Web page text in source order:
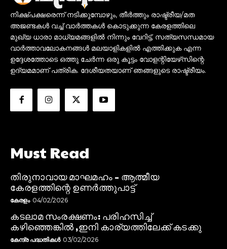
നിക്ഷ്പക്ഷരെന്ന് നടിക്കുമ്പോഴും, തീർത്തും രാഷ്ട്രീയ/മത
അജണ്ടകൾ വച്ച് വാർത്തകൾ കൊടുക്കുന്ന കേരളത്തിലെ
മുഖ്യ ധാരാ മാധ്യമങ്ങളിൽ നിന്നും വേറിട്ട്, സത്യസന്ധമായ
വാർത്താവലോകനങ്ങൾ മലയാളികളിൽ എത്തിക്കുക എന്ന
ഉദ്ദേശത്തോടെ ഒത്തു ചേർന്ന ഒരു കൂട്ടം വോളന്റിയേഴ്‌സിന്റെ
ഉദ്യമമാണ് പത്രിക. ദേശീയതയാണ് ഞങ്ങളുടെ രാഷ്ട്രീയം.
Must Read
തിരുനാവായ മാഘമഹം – ആത്മീയ
കേരളത്തിന്റെ ഉണർത്തുപാട്ട്
കേരളം 04/02/2026
കടലാമ സംരക്ഷണം: പരിഹസിച്ച്
കഴിഞ്ഞെങ്കിൽ ,ഇനി കാര്യത്തിലേക്ക് കടക്കു
കേന്ദ്ര പദ്ധതികൾ 03/02/2026